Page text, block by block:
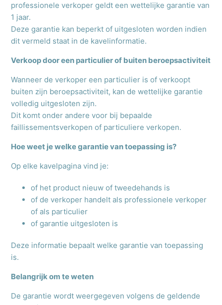
professionele verkoper geldt een wettelijke garantie van
1 jaar.
Deze garantie kan beperkt of uitgesloten worden indien
dit vermeld staat in de kavelinformatie.
Verkoop door een particulier of buiten beroepsactiviteit
Wanneer de verkoper een particulier is of verkoopt
buiten zijn beroepsactiviteit, kan de wettelijke garantie
volledig uitgesloten zijn.
Dit komt onder andere voor bij bepaalde
faillissementsverkopen of particuliere verkopen.
Hoe weet je welke garantie van toepassing is?
Op elke kavelpagina vind je:
of het product nieuw of tweedehands is
of de verkoper handelt als professionele verkoper
of als particulier
of garantie uitgesloten is
Deze informatie bepaalt welke garantie van toepassing
is.
Belangrijk om te weten
De garantie wordt weergegeven volgens de geldende